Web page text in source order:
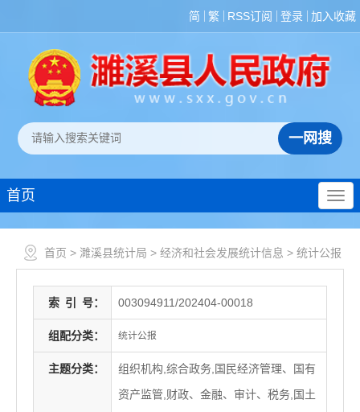
简 繁 RSS订阅 登录 加入收藏
首页
首页 > 濉溪县统计局 > 经济和社会发展统计信息 > 统计公报
索 引 号： 003094911/202404-00018
组配分类： 统计公报
主题分类：
组织机构,综合政务,国民经济管理、国有
资产监管,财政、金融、审计、税务,国土